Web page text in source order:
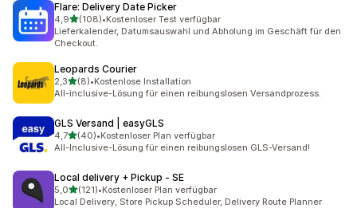
Flare: Delivery Date Picker
4,9von 5 Sternen
(108)
108 Rezensionen insgesamt
•Kostenloser Test verfügbar
Lieferkalender, Datumsauswahl und Abholung im Geschäft für den
Checkout.
Leopards Courier
2,3von 5 Sternen
(8)
8 Rezensionen insgesamt
•Kostenlose Installation
All-inclusive-Lösung für einen reibungslosen Versandprozess.
GLS Versand | easyGLS
4,7von 5 Sternen
(40)
40 Rezensionen insgesamt
•Kostenloser Plan verfügbar
All-Inclusive-Lösung für einen reibungslosen GLS-Versand!
Local delivery + Pickup ‑ SE
5,0von 5 Sternen
(121)
121 Rezensionen insgesamt
•Kostenloser Plan verfügbar
Local Delivery, Store Pickup Scheduler, Delivery Route Planner